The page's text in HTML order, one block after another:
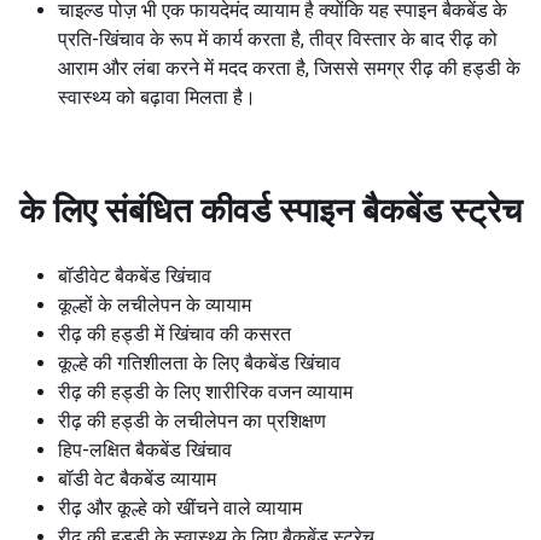
चाइल्ड पोज़ भी एक फायदेमंद व्यायाम है क्योंकि यह स्पाइन बैकबेंड के
प्रति-खिंचाव के रूप में कार्य करता है, तीव्र विस्तार के बाद रीढ़ को
आराम और लंबा करने में मदद करता है, जिससे समग्र रीढ़ की हड्डी के
स्वास्थ्य को बढ़ावा मिलता है।
के लिए संबंधित कीवर्ड स्पाइन बैकबेंड स्ट्रेच
बॉडीवेट बैकबेंड खिंचाव
कूल्हों के लचीलेपन के व्यायाम
रीढ़ की हड्डी में खिंचाव की कसरत
कूल्हे की गतिशीलता के लिए बैकबेंड खिंचाव
रीढ़ की हड्डी के लिए शारीरिक वजन व्यायाम
रीढ़ की हड्डी के लचीलेपन का प्रशिक्षण
हिप-लक्षित बैकबेंड खिंचाव
बॉडी वेट बैकबेंड व्यायाम
रीढ़ और कूल्हे को खींचने वाले व्यायाम